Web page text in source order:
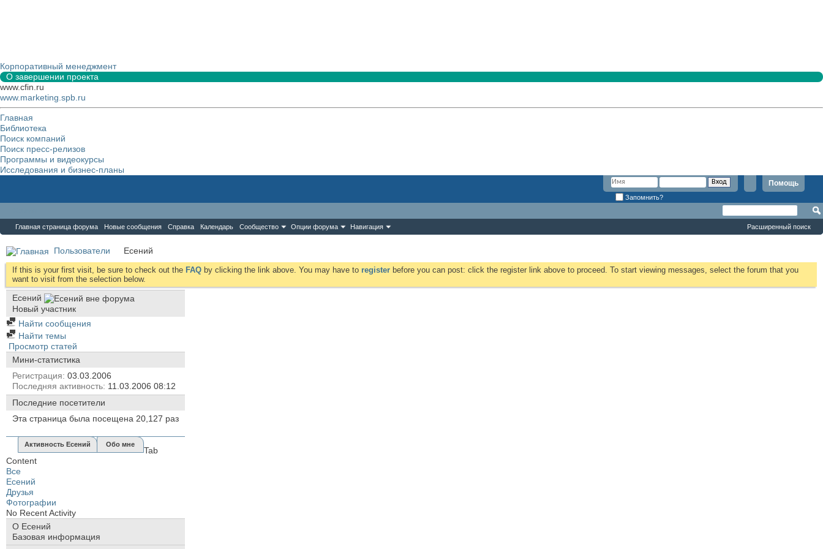
Корпоративный менеджмент
О завершении проекта
www.cfin.ru
www.marketing.spb.ru
Главная
Библиотека
Поиск компаний
Поиск пресс-релизов
Программы и видеокурсы
Исследования и бизнес-планы
Помощь
Запомнить?
Главная страница форума Новые сообщения Справка Календарь Сообщество Опции форума Навигация Расширенный поиск
Пользователи Есений
If this is your first visit, be sure to check out the FAQ by clicking the link above. You may have to register before you can post: click the register link above to proceed. To start viewing messages, select the forum that you
want to visit from the selection below.
Есений
Новый участник
Найти сообщения
Найти темы
Просмотр статей
Мини-статистика
Регистрация 03.03.2006
Последняя активность 11.03.2006 08:12
Последние посетители
Эта страница была посещена 20,127 раз
Активность Есений Обо мне
Tab
Content
Все
Есений
Друзья
Фотографии
No Recent Activity
О Есений
Базовая информация